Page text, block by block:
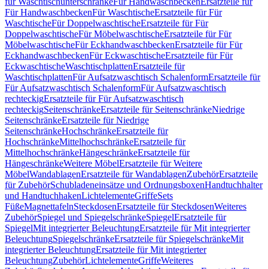
Für HandwaschbeckenFür WaschtischeErsatzteile für Für
WaschtischeFür DoppelwaschtischeErsatzteile für Für
DoppelwaschtischeFür MöbelwaschtischeErsatzteile für Für
MöbelwaschtischeFür EckhandwaschbeckenErsatzteile für Für
EckhandwaschbeckenFür EckwaschtischeErsatzteile für Für
EckwaschtischeWaschtischplattenErsatzteile für
WaschtischplattenFür Aufsatzwaschtisch SchalenformErsatzteile für
Für Aufsatzwaschtisch SchalenformFür Aufsatzwaschtisch
rechteckigErsatzteile für Für Aufsatzwaschtisch
rechteckigSeitenschränkeErsatzteile für SeitenschränkeNiedrige
SeitenschränkeErsatzteile für Niedrige
SeitenschränkeHochschränkeErsatzteile für
HochschränkeMittelhochschränkeErsatzteile für
MittelhochschränkeHängeschränkeErsatzteile für
HängeschränkeWeitere MöbelErsatzteile für Weitere
MöbelWandablagenErsatzteile für WandablagenZubehörErsatzteile
für ZubehörSchubladeneinsätze und OrdnungsboxenHandtuchhalter
und HandtuchhakenLichtelementeGriffeSets
FüßeMagnettafelnSteckdosenErsatzteile für SteckdosenWeiteres
ZubehörSpiegel und SpiegelschränkeSpiegelErsatzteile für
SpiegelMit integrierter BeleuchtungErsatzteile für Mit integrierter
BeleuchtungSpiegelschränkeErsatzteile für SpiegelschränkeMit
integrierter BeleuchtungErsatzteile für Mit integrierter
BeleuchtungZubehörLichtelementeGriffeWeiteres